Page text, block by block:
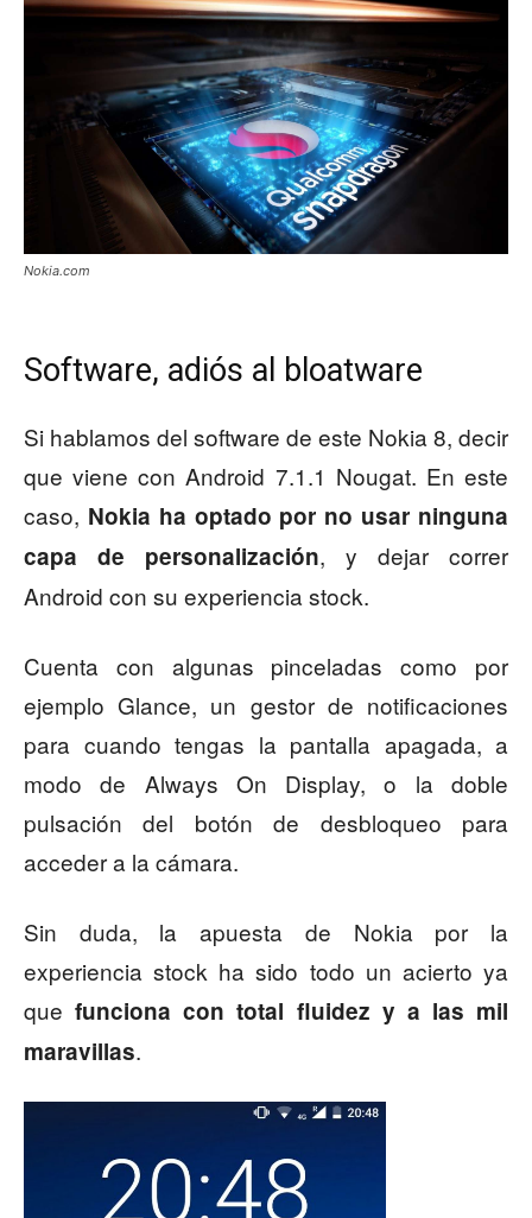
Nokia.com
Software, adiós al bloatware
Si hablamos del software de este Nokia 8, decir
que viene con Android 7.1.1 Nougat. En este
caso, Nokia ha optado por no usar ninguna
capa de personalización, y dejar correr
Android con su experiencia stock.
Cuenta con algunas pinceladas como por
ejemplo Glance, un gestor de notificaciones
para cuando tengas la pantalla apagada, a
modo de Always On Display, o la doble
pulsación del botón de desbloqueo para
acceder a la cámara.
Sin duda, la apuesta de Nokia por la
experiencia stock ha sido todo un acierto ya
quefunciona con total fluidez y a las mil
maravillas.